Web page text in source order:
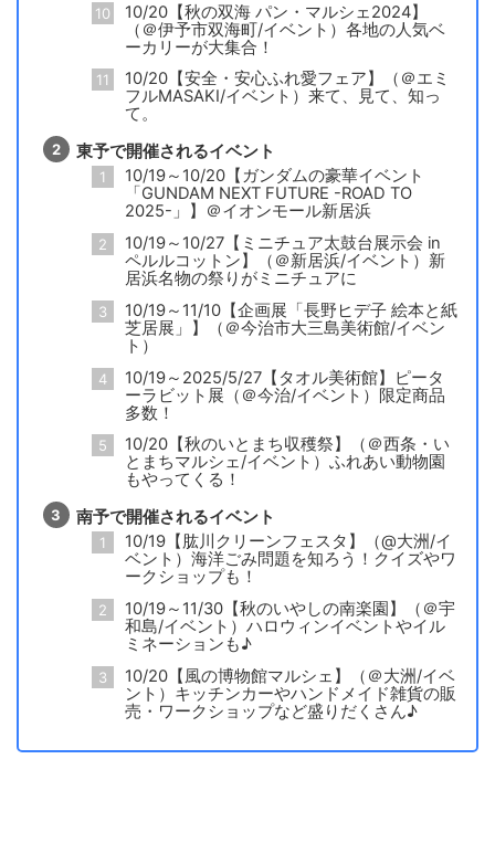
10/20【秋の双海 パン・マルシェ2024】
（＠伊予市双海町/イベント）各地の人気ベ
ーカリーが大集合！
10/20【安全・安心ふれ愛フェア】（＠エミ
フルMASAKI/イベント）来て、見て、知っ
て。
東予で開催されるイベント
10/19～10/20【ガンダムの豪華イベント
「GUNDAM NEXT FUTURE -ROAD TO
2025-」】＠イオンモール新居浜
10/19～10/27【ミニチュア太鼓台展示会 in
ペルルコットン】（＠新居浜/イベント）新
居浜名物の祭りがミニチュアに
10/19～11/10【企画展「長野ヒデ子 絵本と紙
芝居展」】（＠今治市大三島美術館/イベン
ト）
10/19～2025/5/27【タオル美術館】ピータ
ーラビット展（＠今治/イベント）限定商品
多数！
10/20【秋のいとまち収穫祭】（＠西条・い
とまちマルシェ/イベント）ふれあい動物園
もやってくる！
南予で開催されるイベント
10/19【肱川クリーンフェスタ】（@大洲/イ
ベント）海洋ごみ問題を知ろう！クイズやワ
ークショップも！
10/19～11/30【秋のいやしの南楽園】（＠宇
和島/イベント）ハロウィンイベントやイル
ミネーションも♪
10/20【風の博物館マルシェ】（＠大洲/イベ
ント）キッチンカーやハンドメイド雑貨の販
売・ワークショップなど盛りだくさん♪